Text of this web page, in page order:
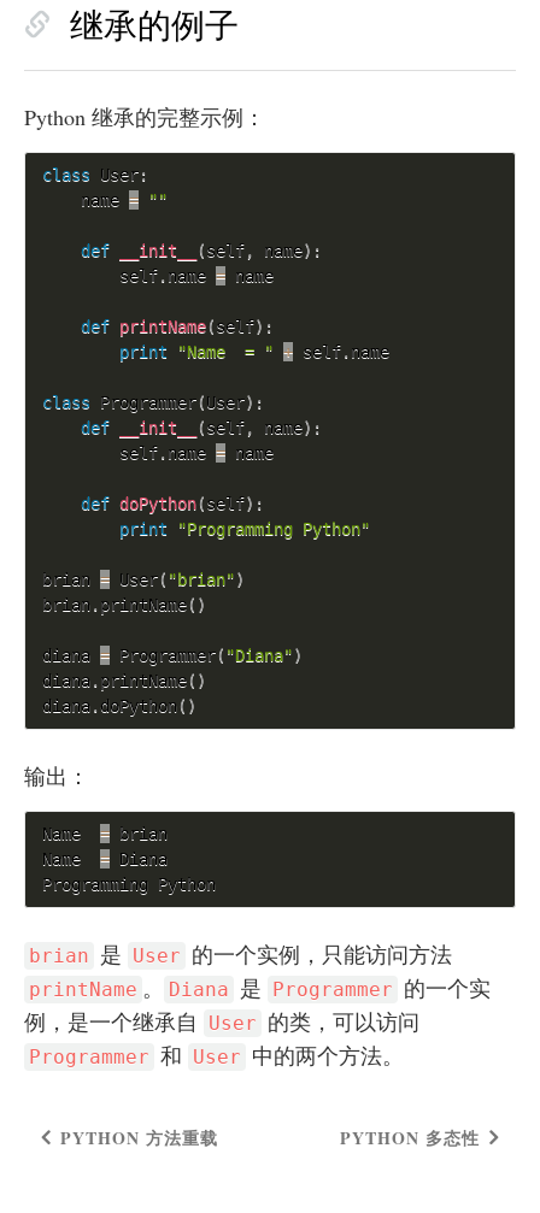
继承的例子
Python 继承的完整示例：
class User:
    name
= ""
def __init__ (self, name) :
        self
. name = name
def printName(self) :
print
"Name  = " + self. name
class Programmer(User) :
def
__init__ (self, name) :
        self
. name = name
def doPython(self) :
print
"Programming Python"
brian = User( "brian")
brian. printName( )
diana = Programmer( "Diana")
diana. printName( )
diana. doPython( )
输出：
Name = brian
Name = Diana
Programming Python
brian 是 User 的一个实例，只能访问方法
printName 。 Diana 是 Programmer 的一个实
例，是一个继承自
User 的类，可以访问
Programmer 和 User 中的两个方法。
PYTHON 多态性
PYTHON 方法重载